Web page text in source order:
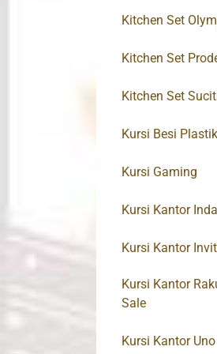
Kitchen Set
Kitchen Set
Kitchen Set
Kursi Besi Plastik
Kursi Gaming
Kursi Kantor
Kursi Kantor
Kursi Kantor
Sale
Kursi Kantor